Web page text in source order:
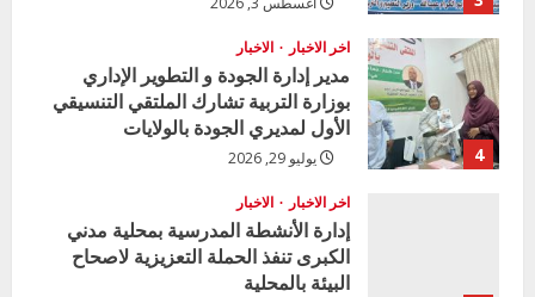
i
n
g
4
اخر الاخبار الاخبار
مدير إدارة الجودة و التطوير الإداري
بوزارة التربية تشارك الملتقي التنسيقي
الأول لمديري الجودة بالولايات
يوليو 29, 2026
اخر الاخبار الاخبار
إدارة الأنشطة المدرسية بمحلية مدني
الكبرى تنفذ الحملة التعزيزية لاصحاح
البيئة بالمحلية